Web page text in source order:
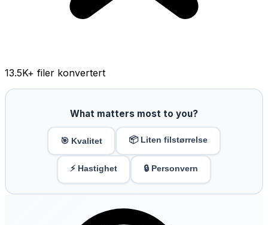
13.5K+ filer konvertert
What matters most to you?
🎯 Kvalitet 📦 Liten filstørrelse
⚡ Hastighet 🔒 Personvern